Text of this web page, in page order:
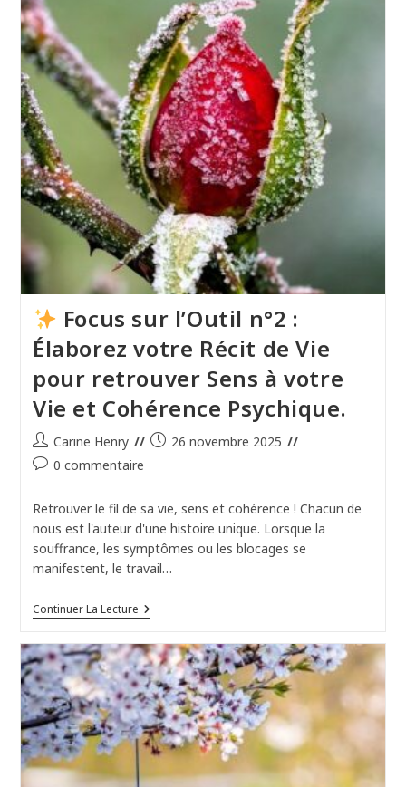
Biographique
Reconfiguration
Identitaire
Focus sur l’Outil n°2 :
Élaborez votre Récit de Vie
pour retrouver Sens à votre
Vie et Cohérence Psychique.
Auteur/autrice
de
Carine Henry
Publication
26 novembre 2025
Commentaires
la
publication :
0 commentaire
Retrouver le fil de sa vie, sens et cohérence ! Chacun de
nous est l'auteur d'une histoire unique. Lorsque la
souffrance, les symptômes ou les blocages se
manifestent, le travail…
Continuer La Lecture
Focus
L’Outil
N°2
:
Élaborez
Votre
Récit
De
Vie
Pour
Retrouver